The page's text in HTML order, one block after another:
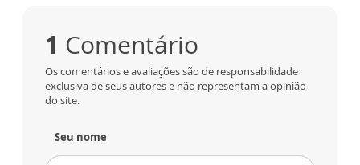
1 Comentário
Os comentários e avaliações são de responsabilidade
exclusiva de seus autores e não representam a opinião
do site.
Seu nome